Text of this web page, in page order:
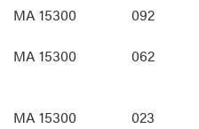
MA 15300
092
MA 15300
062
MA 15300
023